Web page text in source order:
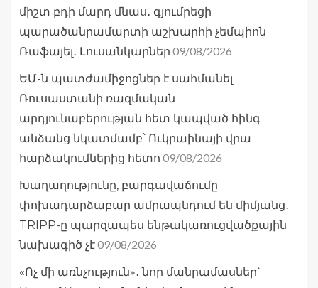
միշտ բդի մարդ մնաս․ գյումրեցի
պարածանրամարտի աշխարհի չեմպիոն
Ռաֆայել․ Լուսանկարներ 09/08/2026
ԵՄ-ն պատժամիջոցներ է սահմանել
Ռուսաստանի ռազմական
արդյունաբերության հետ կապված հինգ
անձանց նկատմամբ՝ Ուկրաինայի վրա
հարձակումներից հետո 09/08/2026
Խաղաղությունը, բարգավաճումը
փոխադարձաբար ամրապնդում են միմյանց․
TRIPP-ը պարզապես ենթակառուցվածքային
նախագիծ չէ09/08/2026
«Ոչ մի առնչություն»․ նոր մանրամասներ՝